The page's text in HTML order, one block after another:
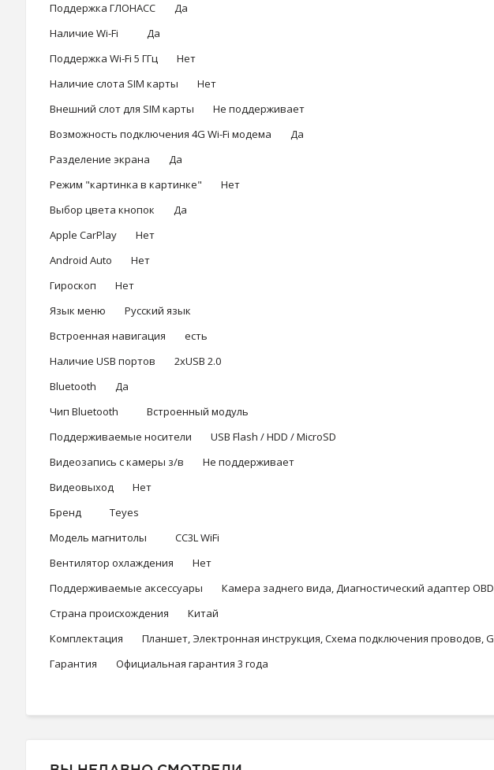
Поддержка ГЛОНАСС Да
Наличие Wi-Fi Да
Поддержка Wi-Fi 5 ГГц Нет
Наличие слота SIM карты Нет
Внешний слот для SIM карты Не поддерживает
Возможность подключения 4G Wi-Fi модема Да
Разделение экрана Да
Режим "картинка в картинке" Нет
Выбор цвета кнопок Да
Apple CarPlay Нет
Android Auto Нет
Гироскоп Нет
Язык меню Русский язык
Встроенная навигация есть
Наличие USB портов 2хUSB 2.0
Bluetooth Да
Чип Bluetooth Встроенный модуль
Поддерживаемые носители USB Flash / HDD / MicroSD
Видеозапись с камеры з/в Не поддерживает
Видеовыход Нет
Бренд Teyes
Модель магнитолы CC3L WiFi
Вентилятор охлаждения Нет
Поддерживаемые аксессуары Камера заднего вида, Диагностический адаптер OBD,
Страна происхождения Китай
Комплектация Планшет, Электронная инструкция, Схема подключения проводов,
Гарантия Официальная гарантия 3 года